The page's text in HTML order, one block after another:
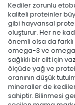
Kediler zorunlu
kaliteli proteinler
gibi hayvansal
oluşturur. Her ne
önemli olsa da
omega-3 ve
sağlıklı bir cilt için
ölçüde yağ ve
oranının düşük
mineraller de
sahiptir. Bilinmesi